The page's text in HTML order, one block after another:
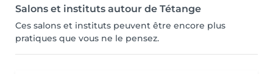
Salons et instituts autour de Tétange
Ces salons et instituts peuvent être encore plus
pratiques que vous ne le pensez.